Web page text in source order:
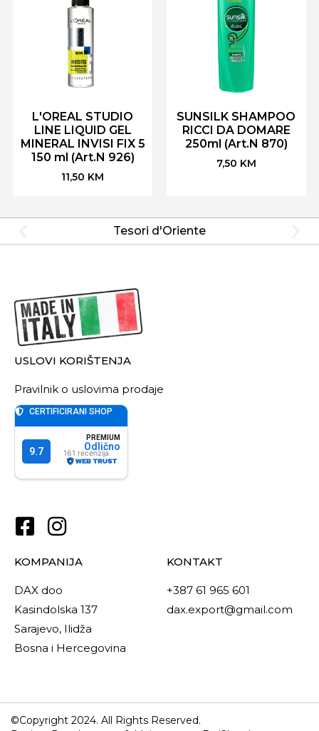
L'OREAL STUDIO
LINE LIQUID GEL
MINERAL INVISI FIX 5
150 ml (Art.N 926)
11,50 KM
SUNSILK SHAMPOO
RICCI DA DOMARE
250ml (Art.N 870)
7,50 KM
Tesori d'Oriente
USLOVI KORIŠTENJA
Pravilnik o uslovima prodaje
KOMPANIJA
DAX doo
Kasindolska 137
Sarajevo, Ilidža
Bosna i Hercegovina
KONTAKT
+387 61 965 601
dax.export@gmail.com
©Copyright 2024. All Rights Reserved.